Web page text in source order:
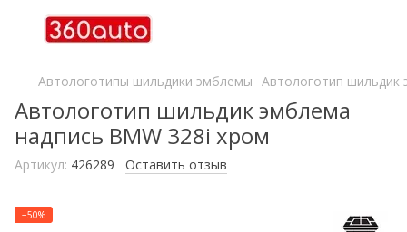
Автологотипы шильдики эмблемы Автологотип шильдик
Автологотип шильдик эмблема
надпись BMW 328i хром
Артикул: 426289 Оставить отзыв
−50%